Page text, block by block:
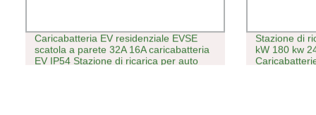
Caricabatteria EV residenziale EVSE
scatola a parete 32A 16A caricabatteria
EV IP54 Stazione di ricarica per auto
Stazione di
kW 180 kw